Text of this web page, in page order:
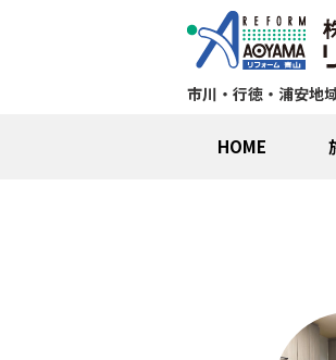
市川・行徳・浦安地
HOME